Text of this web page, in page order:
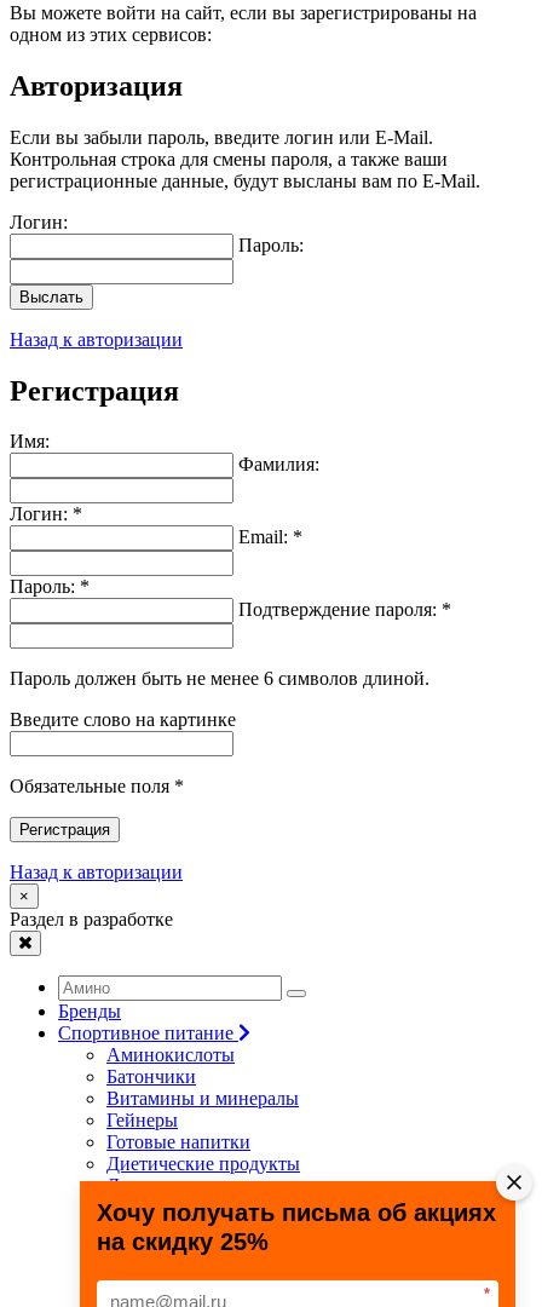
Вы можете войти на сайт, если вы зарегистрированы на
одном из этих сервисов:
Авторизация
Если вы забыли пароль, введите логин или E-Mail.
Контрольная строка для смены пароля, а также ваши
регистрационные данные, будут высланы вам по E-Mail.
Логин:
Пароль:
Выслать
Назад к авторизации
Регистрация
Имя:
Фамилия:
Логин: *
Email: *
Пароль: *
Подтверждение пароля: *
Пароль должен быть не менее 6 символов длиной.
Введите слово на картинке
Обязательные поля *
Регистрация
Назад к авторизации
×
Раздел в разработке
Бренды
Спортивное питание
Аминокислоты
Батончики
Витамины и минералы
Гейнеры
Готовые напитки
Диетические продукты
Для связок и суставов
Жиросжигатели
Здоровье и долголетие
Креатин
Специальные препараты
Хочу получать письма об акциях
на скидку 25%
*